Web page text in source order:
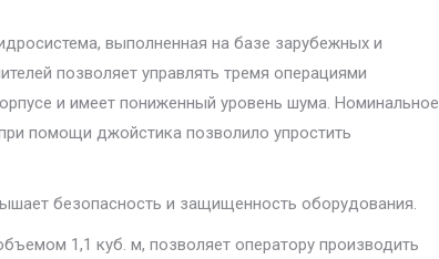
выполненная на базе зарубежных и
позволяет управлять тремя операциями
и имеет пониженный уровень шума. Номинальное
помощи джойстика позволило упростить
безопасность и защищенность оборудования.
1,1 куб. м, позволяет оператору производить